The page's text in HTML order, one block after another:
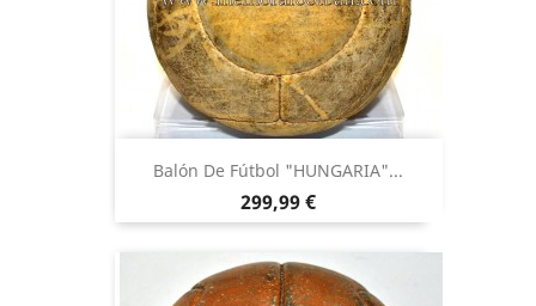
Balón De Fútbol "HUNGARIA"...
Precio
299,99 €